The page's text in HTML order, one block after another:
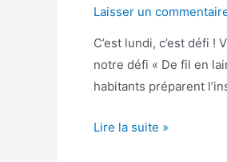
Laisser un
C’est lundi, c’est défi
notre défi « De fil en
habitants préparent
Lire la suite »